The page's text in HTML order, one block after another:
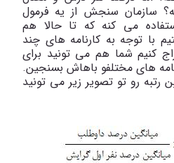
سازمان سنجش از یه فرمول
می کنه که تا حالا هم
با توجه به کارنامه های چند
کنیم شما هم می تونید برای
های مختلفو باهاش بسنجین.
رتبه رو تو تصویر زیر می تونید